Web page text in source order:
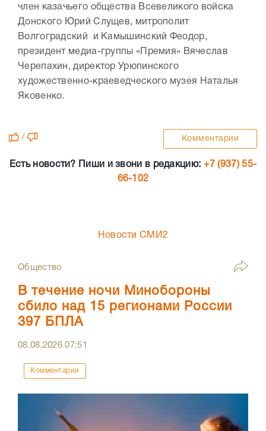
член казачьего общества Всевеликого войска
Донского Юрий Слущев, митрополит
Волгоградский и Камышинский Феодор,
президент медиа-группы «Премия» Вячеслав
Черепахин, директор Урюпинского
художественно-краеведческого музея Наталья
Яковенко.
/ Комментарии
Есть новости? Пиши и звони в редакцию: +7 (937) 55-
66-102
Новости СМИ2
Общество
В течение ночи Минобороны
сбило над 15 регионами России
397 БПЛА
08.08.202607:51
Комментарии